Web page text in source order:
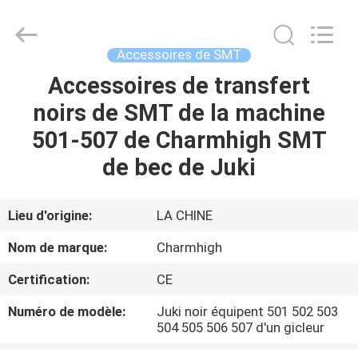
MAISON
PRODUITS
À
DE
NOUS
CHARMHIGH
TECHNOLOGY
Accessoires de SMT
Accessoires de transfert
noirs de SMT de la machine
501-507 de Charmhigh SMT
de bec de Juki
Lieu d'origine:
LA CHINE
Nom de marque:
Charmhigh
Certification:
CE
Numéro de modèle:
Juki noir équipent 501 502 503
504 505 506 507 d'un gicleur